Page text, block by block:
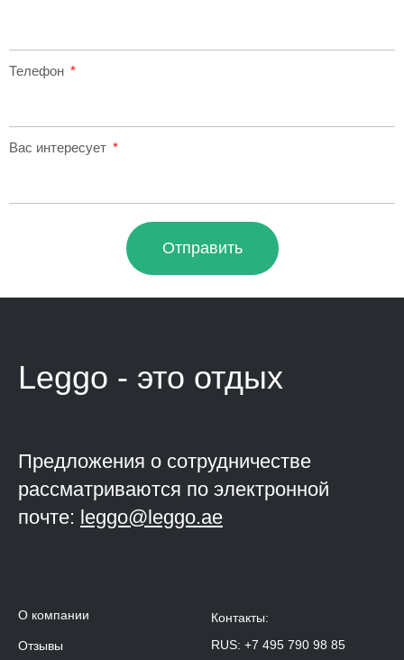
Телефон
Вас интересует
Отправить
Leggo - это отдых
Предложения о сотрудничестве
рассматриваются по электронной
почте: leggo@leggo.ae
О компании
Отзывы
Контакты:
RUS: +7 495 790 98 85